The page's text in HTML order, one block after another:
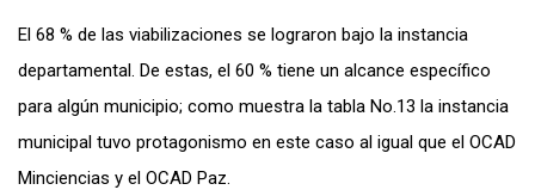
El 68 % de las viabilizaciones se lograron bajo la instancia
departamental. De estas, el 60 % tiene un alcance específico
para algún municipio; como muestra la tabla No.13 la instancia
municipal tuvo protagonismo en este caso al igual que el OCAD
Minciencias y el OCAD Paz.